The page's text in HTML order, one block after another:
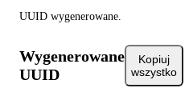
UUID wygenerowane.
Wygenerowane
UUID
Kopiuj
wszystko